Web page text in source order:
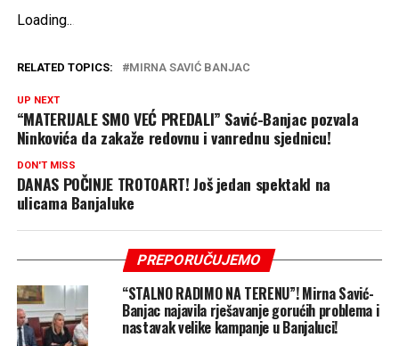
Loading...
RELATED TOPICS: MIRNA SAVIĆ BANJAC
UP NEXT
“MATERIJALE SMO VEĆ PREDALI” Savić-Banjac pozvala
Ninkovića da zakaže redovnu i vanrednu sjednicu!
DON'T MISS
DANAS POČINJE TROTOART! Još jedan spektakl na
ulicama Banjaluke
PREPORUČUJEMO
“STALNO RADIMO NA TERENU”! Mirna Savić-
Banjac najavila rješavanje gorućih problema i
nastavak velike kampanje u Banjaluci!